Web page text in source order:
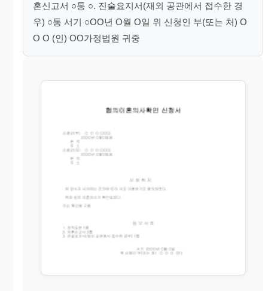
혼신고서 ○통 ○. 진술요지서(재외 공관에서 접수한 경
우) ○통 서기 ○OO년 O월 O일 위 신청인 부(또는 처) O
O O (인) OO가정법원 귀중